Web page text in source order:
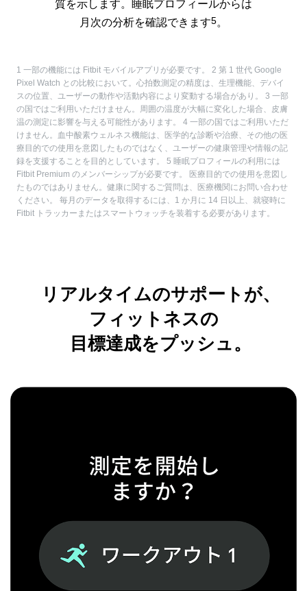
質を示します。睡眠プロフィールからは
月次の分析を確認できます5。
1 一部の機能には Fitbit モバイルアプリが必要です。 2 第 1 世代 Google
Pixel Watch との比較において。心拍数測定の精度は、生理機能、デバイ
スの位置、ユーザーの動作や活動内容により変動する場合があり。 3 一部
の国ではご利用いただけません。周囲の温度が大幅に変化した場合、皮膚
温の測定に影響を与える可能性があります。 4 一部の国ではご利用いただ
けません。血中酸素ウェルネス機能は、医学的な診断や治療、その他の医
療目的での使用を意図したものではなく、ユーザーの健康管理や情報の記
録を支援することを目的としています。 5 睡眠プロフィールの利用には
Fitbit Premium のメンバーシップが必要です。 医療目的での使用を意図し
たものではありません。健康に関するご質問は、医療機関にお問い合わせ
ください。 毎月のデータを取得するには、1 か月に 14 日以上、就寝時に
Fitbit トラッカーまたはスマートウォッチを装着する必要があります。
リアルタイムのサポートが、
フィットネスの
目標達成をプッシュ。